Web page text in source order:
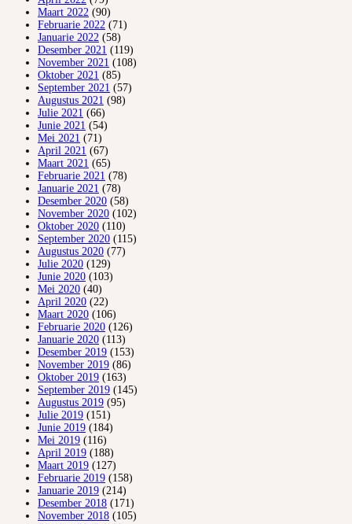
Maart 2022 (90)
Februarie 2022 (71)
Januarie 2022 (58)
Desember 2021 (119)
November 2021 (108)
Oktober 2021 (85)
September 2021 (57)
Augustus 2021 (98)
Julie 2021 (66)
Junie 2021 (54)
Mei 2021 (71)
April 2021 (67)
Maart 2021 (65)
Februarie 2021 (78)
Januarie 2021 (78)
Desember 2020 (58)
November 2020 (102)
Oktober 2020 (110)
September 2020 (115)
Augustus 2020 (77)
Julie 2020 (129)
Junie 2020 (103)
Mei 2020 (40)
April 2020 (22)
Maart 2020 (106)
Februarie 2020 (126)
Januarie 2020 (113)
Desember 2019 (153)
November 2019 (86)
Oktober 2019 (163)
September 2019 (145)
Augustus 2019 (95)
Julie 2019 (151)
Junie 2019 (184)
Mei 2019 (116)
April 2019 (188)
Maart 2019 (127)
Februarie 2019 (158)
Januarie 2019 (214)
Desember 2018 (171)
November 2018 (105)